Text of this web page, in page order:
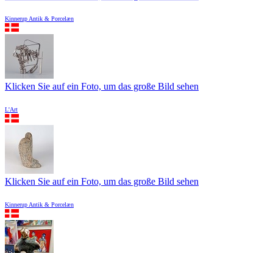
Kinnerup Antik & Porcelæn
Klicken Sie auf ein Foto, um das große Bild sehen
L'Art
Klicken Sie auf ein Foto, um das große Bild sehen
Kinnerup Antik & Porcelæn